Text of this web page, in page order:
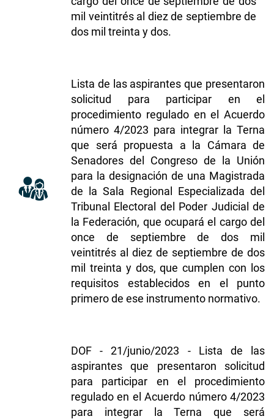
mil veintitrés al diez de septiembre de
dos mil treinta y dos.
Lista de las aspirantes que presentaron
solicitud para participar en el
procedimiento regulado en el Acuerdo
número 4/2023 para integrar la Terna
que será propuesta a la Cámara de
Senadores del Congreso de la Unión
para la designación de una Magistrada
de la Sala Regional Especializada del
Tribunal Electoral del Poder Judicial de
la Federación, que ocupará el cargo del
once de septiembre de dos mil
veintitrés al diez de septiembre de dos
mil treinta y dos, que cumplen con los
requisitos establecidos en el punto
primero de ese instrumento normativo.
DOF - 21/junio/2023 - Lista de las
aspirantes que presentaron solicitud
para participar en el procedimiento
regulado en el Acuerdo número 4/2023
para integrar la Terna que será